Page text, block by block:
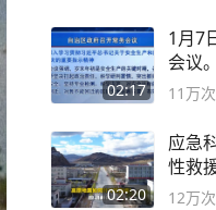
02:17
1月7
会议
副书
11万
02:20
应急
性救
12万